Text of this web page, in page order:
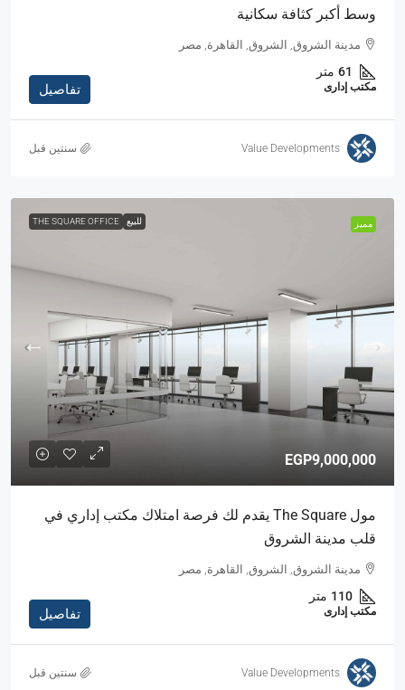
وسط أكبر كثافة سكانية
مدينة الشروق, الشروق, القاهرة, مصر
61 متر
مكتب إدارى تفاصيل
Value Developments ‏سنتين قبل
مميز للبيع THE SQUARE OFFICE
EGP9,000,000
مول The Square يقدم لك فرصة امتلاك مكتب إداري في
قلب مدينة الشروق
مدينة الشروق, الشروق, القاهرة, مصر
110 متر
مكتب إدارى تفاصيل
Value Developments ‏سنتين قبل